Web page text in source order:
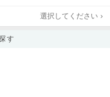
選択してください
す